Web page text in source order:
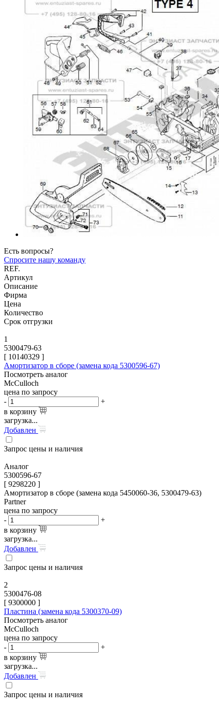
Есть вопросы?
Спросите нашу команду
REF.
Артикул
Описание
Фирма
Цена
Количество
Срок отгрузки
1
5300479-63
[ 10140329 ]
Амортизатор в сборе (замена кода 5300596-67)
Посмотреть аналог
McCulloch
цена по запросу
-
+
в корзину
загрузка...
Добавлен
Запрос цены и наличия
Аналог
5300596-67
[ 9298220 ]
Амортизатор в сборе (замена кода 5450060-36, 5300479-63)
Partner
цена по запросу
-
+
в корзину
загрузка...
Добавлен
Запрос цены и наличия
2
5300476-08
[ 9300000 ]
Пластина (замена кода 5300370-09)
Посмотреть аналог
McCulloch
цена по запросу
-
+
в корзину
загрузка...
Добавлен
Запрос цены и наличия